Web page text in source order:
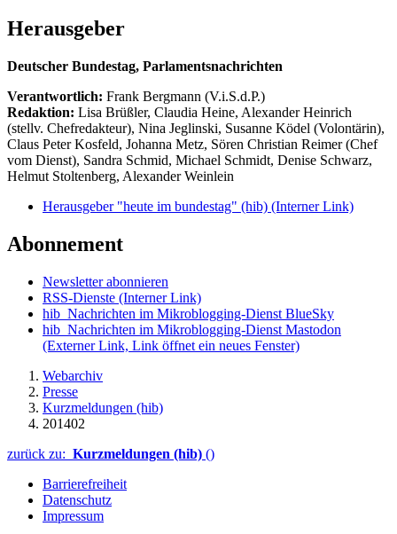
Herausgeber
Deutscher Bundestag, Parlamentsnachrichten
Verantwortlich: Frank Bergmann (V.i.S.d.P.)
Redaktion: Lisa Brüßler, Claudia Heine, Alexander Heinrich
(stellv. Chefredakteur), Nina Jeglinski, Susanne Ködel (Volontärin),
Claus Peter Kosfeld, Johanna Metz, Sören Christian Reimer (Chef
vom Dienst), Sandra Schmid, Michael Schmidt, Denise Schwarz,
Helmut Stoltenberg, Alexander Weinlein
Herausgeber "heute im bundestag" (hib) (Interner Link)
Abonnement
Newsletter abonnieren
RSS-Dienste (Interner Link)
hib_Nachrichten im Mikroblogging-Dienst BlueSky
hib_Nachrichten im Mikroblogging-Dienst Mastodon
(Externer Link, Link öffnet ein neues Fenster)
Webarchiv
Presse
Kurzmeldungen (hib)
201402
zurück zu: Kurzmeldungen (hib) ()
Barrierefreiheit
Datenschutz
Impressum